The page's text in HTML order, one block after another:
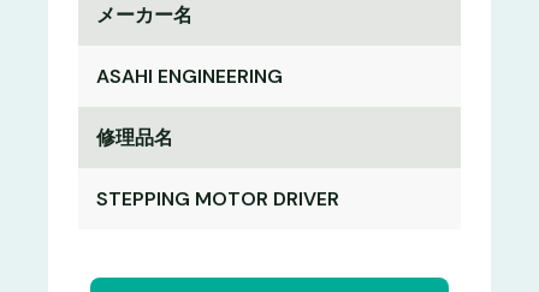
メーカー名
ASAHI ENGINEERING
修理品名
STEPPING MOTOR DRIVER